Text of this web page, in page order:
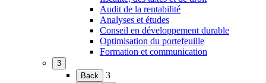
Audit de la rentabilité
Analyses et études
Conseil en développement durable
Optimisation du portefeuille
Formation et communication
3
(OuvrirBack 3